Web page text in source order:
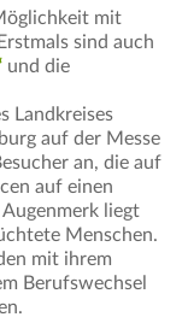
mit
sind auch
und die
Landkreises
auf der Messe
an, die auf
auf einen
liegt
Menschen.
mit ihrem
Berufswechsel